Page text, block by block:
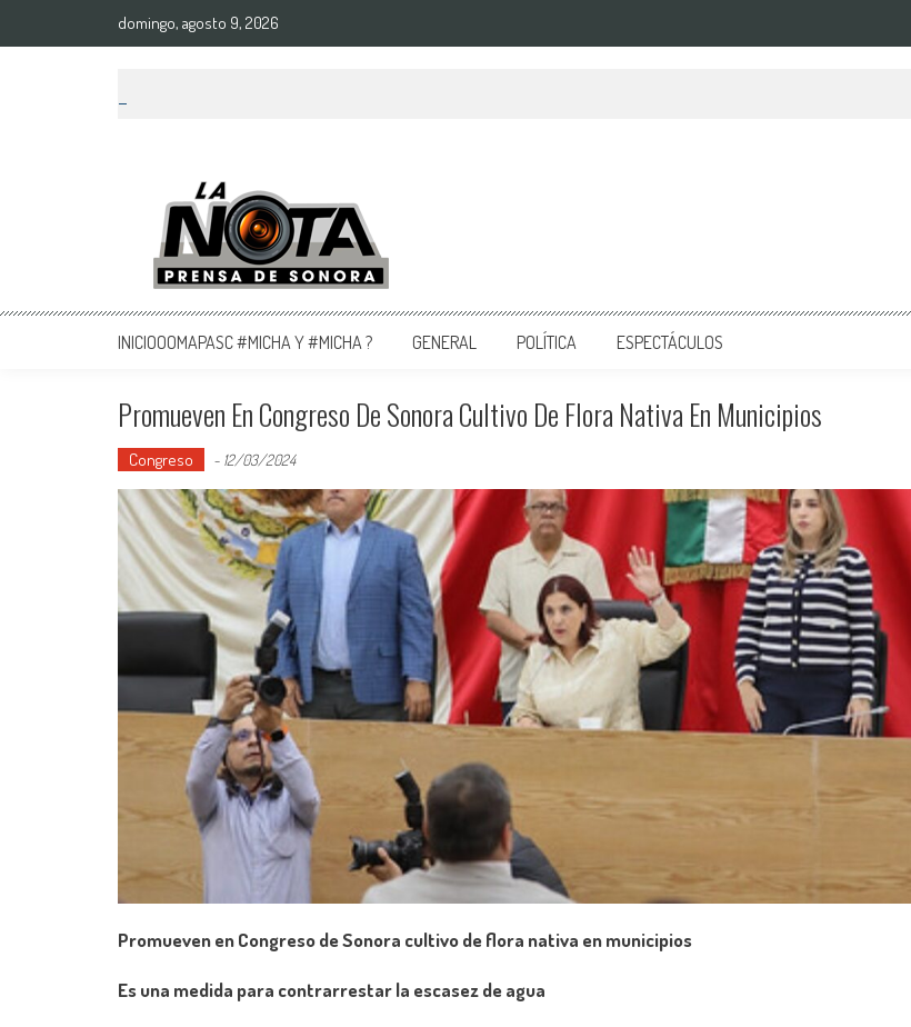
domingo, agosto 9, 2026
La Nota Prensa De Sonora
Noticias del día
INICIOOOMAPASC #MICHA Y #MICHA ? GENERAL POLÍTICA ESPECTÁCULOS
Promueven En Congreso De Sonora Cultivo De Flora Nativa En Municipios
Congreso - 12/03/2024
Promueven en Congreso de Sonora cultivo de flora nativa en municipios
Es una medida para contrarrestar la escasez de agua